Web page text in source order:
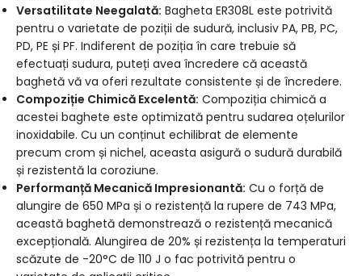
Versatilitate Neegalată: Bagheta ER308L este potrivită
pentru o varietate de poziții de sudură, inclusiv PA, PB, PC,
PD, PE și PF. Indiferent de poziția în care trebuie să
efectuați sudura, puteți avea încredere că această
baghetă vă va oferi rezultate consistente și de încredere.
Compoziție Chimică Excelentă: Compoziția chimică a
acestei baghete este optimizată pentru sudarea oțelurilor
inoxidabile. Cu un conținut echilibrat de elemente
precum crom și nichel, aceasta asigură o sudură durabilă
și rezistentă la coroziune.
Performanță Mecanică Impresionantă: Cu o forță de
alungire de 650 MPa și o rezistență la rupere de 743 MPa,
această baghetă demonstrează o rezistență mecanică
excepțională. Alungirea de 20% și rezistența la temperaturi
scăzute de -20°C de 110 J o fac potrivită pentru o